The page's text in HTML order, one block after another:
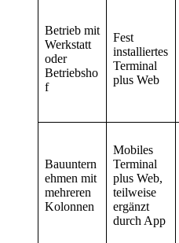
Betrieb mit
Werkstatt
oder
Betriebsho
f
Fest
installiertes
Terminal
plus Web
Bauuntern
ehmen mit
mehreren
Kolonnen
Mobiles
Terminal
plus Web,
teilweise
ergänzt
durch App